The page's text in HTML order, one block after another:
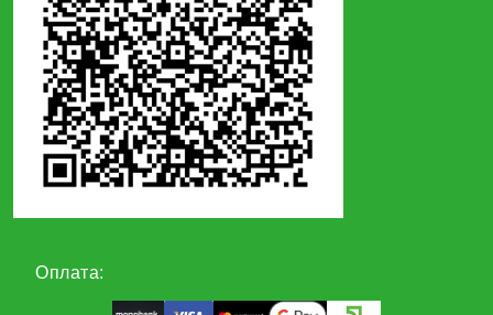
Оплата: